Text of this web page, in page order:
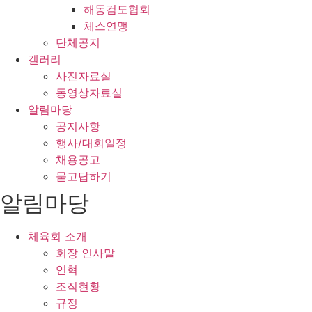
해동검도협회
체스연맹
단체공지
갤러리
사진자료실
동영상자료실
알림마당
공지사항
행사/대회일정
채용공고
묻고답하기
알림마당
체육회 소개
회장 인사말
연혁
조직현황
규정